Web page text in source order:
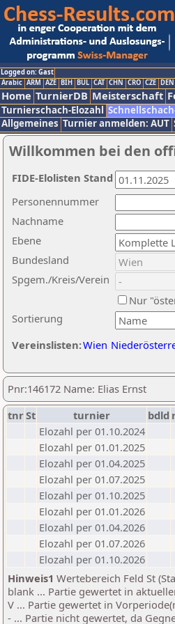
Logged on: Gast
Arabic ARM AZE BIH BUL CAT CHN CRO CZE DEN
Home TurnierDB Meisterschaft
Turnierschach-Elozahl
Allgemeines Turnier anmelden: AUT
Willkommen bei den
Nachname
Ebene
Sortierung
Personennummer
Bundesland
Spgem./Kreis/Verein
Nur
Vereinslisten:Wien
FIDE-Elolisten Stand
Pnr:146172 Name: Elias Ernst
tnrSt turnier bdld
Elozahl per 01.10.2024
Elozahl per 01.01.2025
Elozahl per 01.04.2025
Elozahl per 01.07.2025
Elozahl per 01.10.2025
Elozahl per 01.01.2026
Elozahl per 01.04.2026
Elozahl per 01.07.2026
Elozahl per 01.10.2026
Hinweis1 Wertebereich Feld St
blank ... Partie gewertet in
V ... Partie gewertet in
- ... Partie nicht gewertet, da